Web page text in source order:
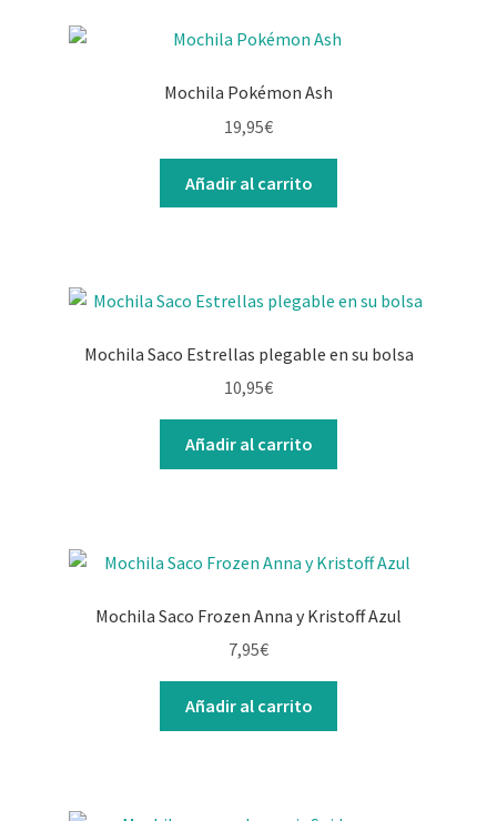
Mochila Pokémon Ash
19,95€
Añadir al carrito
Mochila Saco Estrellas plegable en su bolsa
10,95€
Añadir al carrito
Mochila Saco Frozen Anna y Kristoff Azul
7,95€
Añadir al carrito